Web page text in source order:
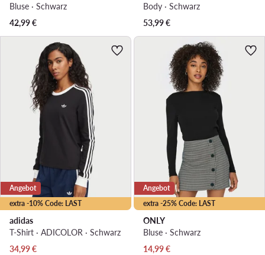
Bluse · Schwarz
42,99€
Body · Schwarz
53,99€
extra -10% Code: LAST
Angebot
adidas
T-Shirt · ADICOLOR · Schwarz
Aktueller Preis
34,99€
extra -25% Code: LAST
Angebot
ONLY
Bluse · Schwarz
Aktueller Preis
14,99€